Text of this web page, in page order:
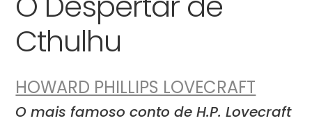
Cthulhu
HOWARD PHILLIPS LOVECRAFT
O mais famoso conto de H.P. Lovecraft